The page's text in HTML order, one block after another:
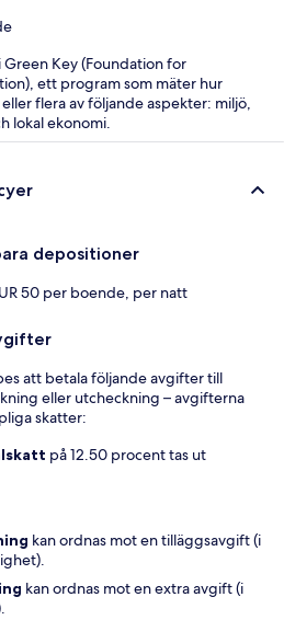
Key (Foundation for
ett program som mäter hur
flera av följande aspekter: miljö,
lokal ekonomi.
depositioner
50 per boende, per natt
att betala följande avgifter till
eller utcheckning – avgifterna
skatter:
på 12.50 procent tas ut
kan ordnas mot en tilläggsavgift (i
kan ordnas mot en extra avgift (i